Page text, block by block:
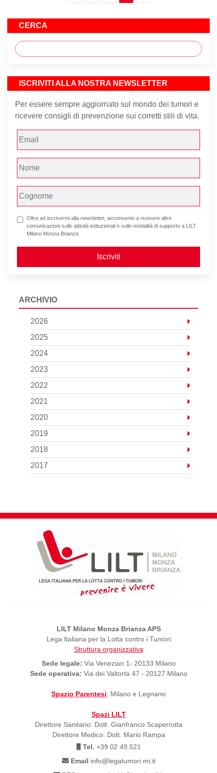
CERCA
ISCRIVITI ALLA NOSTRA NEWSLETTER
Per essere sempre aggiornato sul mondo dei tumori e
ricevere consigli di prevenzione sui corretti stili di vita.
Oltre ad iscrivermi alla newsletter, acconsento a ricevere altre
comunicazioni sulle attività istituzionali e sulle modalità di supporto a LILT
Milano Monza Brianza
Iscriviti
ARCHIVIO
2026
2025
2024
2023
2022
2021
2020
2019
2018
2017
LILT Milano Monza Brianza APS
Lega Italiana per la Lotta contro i Tumori
Struttura organizzativa
Sede legale: Via Venezian 1- 20133 Milano
Sede operativa: Via dei Valtorta 47 - 20127 Milano
Spazio Parentesi: Milano e Legnano
Spazi LILT
Direttore Sanitario: Dott. Gianfranco Scaperrotta
Direttore Medico: Dott. Mario Rampa
Tel. +39 02 49.521
Email info@legatumori.mi.it